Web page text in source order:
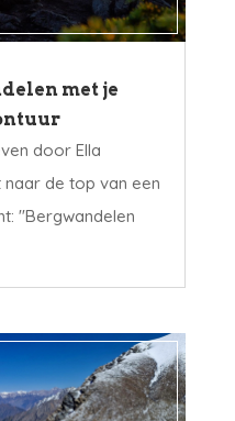
met je
door Ella
de top van een
"Bergwandelen